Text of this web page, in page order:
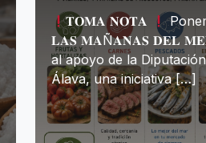
𝐓𝐎𝐌𝐀 𝐍𝐎𝐓𝐀
𝐋𝐀𝐒 𝐌𝐀Ñ𝐀𝐍𝐀𝐒 𝐃𝐄𝐋
al apoyo de la
Álava, una iniciativa […]